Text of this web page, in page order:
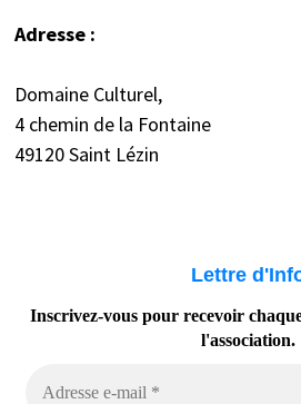
Adresse :
Domaine Culturel,
4 chemin de la Fontaine
49120 Saint Lézin
Lettre
Inscrivez-vous pour recevoir
l'association.